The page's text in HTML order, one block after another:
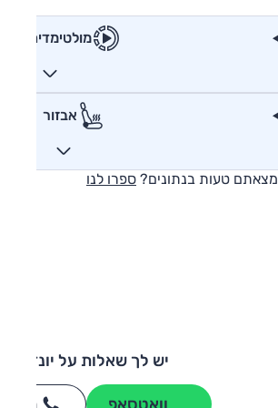
מולטימדיה
אבזור
מצאתם טעות בנתונים? ספרו לנו
יש לך שאלות על יונדאי